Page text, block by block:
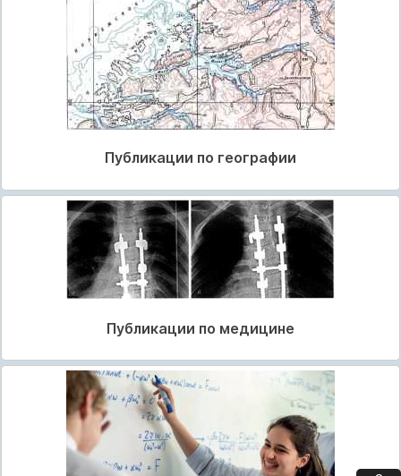
Публикации по географии
Публикации по медицине